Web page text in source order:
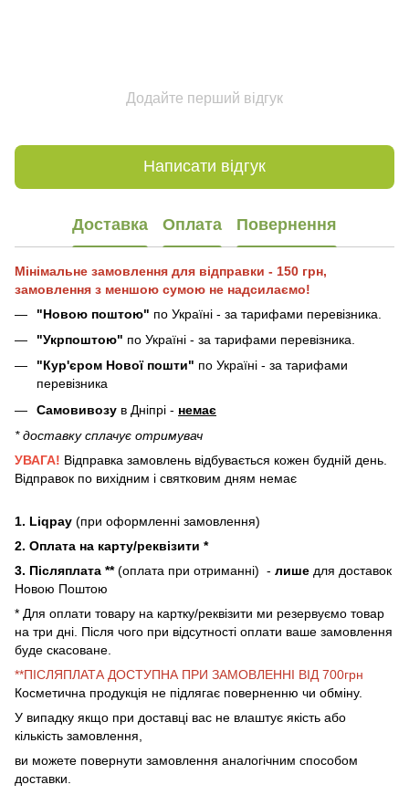
Додайте перший відгук
Написати відгук
Доставка Оплата Повернення
Мінімальне замовлення для відправки - 150 грн,
замовлення з меншою сумою не надсилаємо!
"Новою поштою" по Україні - за тарифами перевізника.
"Укрпоштою" по Україні - за тарифами перевізника.
"Кур'єром Нової пошти" по Україні - за тарифами
перевізника
Самовивозу в Дніпрі - немає
* доставку сплачує отримувач
УВАГА! Відправка замовлень відбувається кожен будній день.
Відправок по вихідним і святковим дням немає
1. Liqpay (при оформленні замовлення)
2. Оплата на карту/реквізити *
3. Післяплата **(оплата при отриманні) - лише для доставок
Новою Поштою
* Для оплати товару на картку/реквізити ми резервуємо товар
на три дні. Після чого при відсутності оплати ваше замовлення
буде скасоване.
**ПІСЛЯПЛАТА ДОСТУПНА ПРИ ЗАМОВЛЕННІ ВІД 700грн
Косметична продукція не підлягає поверненню чи обміну.
У випадку якщо при доставці вас не влаштує якість або
кількість замовлення,
ви можете повернути замовлення аналогічним способом
доставки.